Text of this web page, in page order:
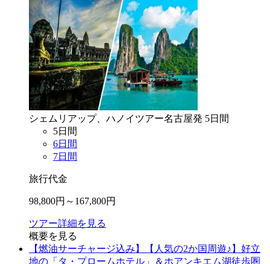
シェムリアップ、ハノイ ツアー名古屋発 5日間
5日間
6日間
7日間
旅行代金
98,800円～ 167,800円
ツアー詳細を見る
概要を見る
【燃油サーチャージ込み】【人気の2か国周遊♪】好立
地の「タ・プロームホテル」＆ホアンキエム湖徒歩圏